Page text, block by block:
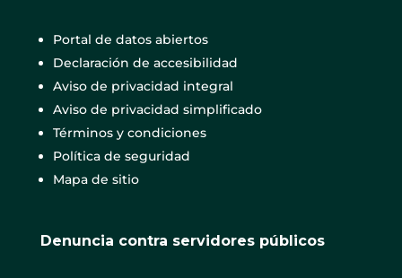
Portal de datos abiertos
Declaración de accesibilidad
Aviso de privacidad integral
Aviso de privacidad simplificado
Términos y condiciones
Política de seguridad
Mapa de sitio
Denuncia contra servidores públicos